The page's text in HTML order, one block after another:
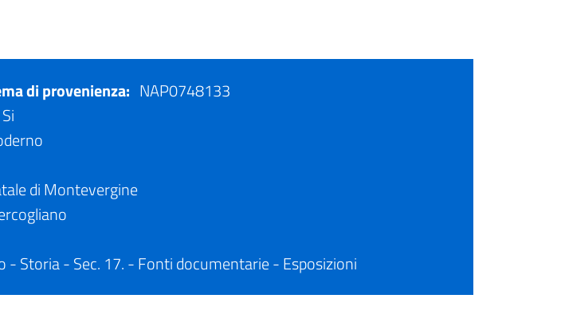
di provenienza: NAP0748133
Si
di Montevergine
- Storia - Sec. 17. - Fonti documentarie - Esposizioni